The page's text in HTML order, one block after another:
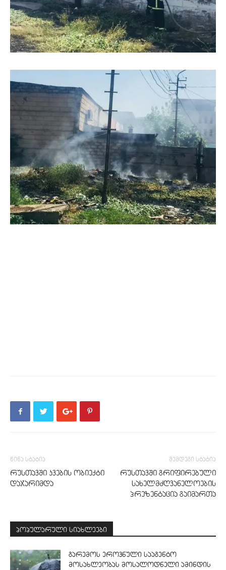
წინა სტატია
რუსთავში კვების ობიექტი
დაჯარიმდა
შემდეგი სტატია
რუსთავში გრიფირებული
სახელმძღვანელოების
პრეზენტაცია გაიმართა
პოპულარული სიახლეები
გარემოს ეროვნული სააგენტო
მოსახლეობას მოსალოდნელი ამინდის